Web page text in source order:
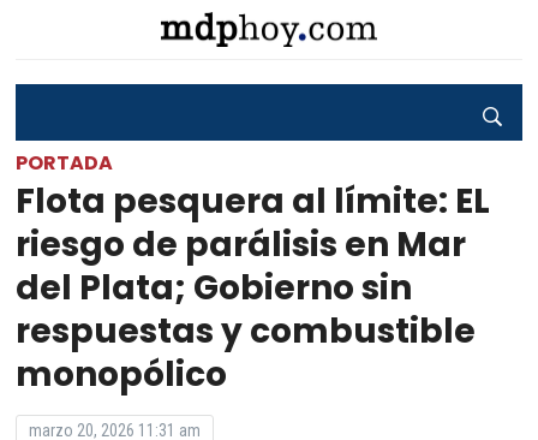
PORTADA
Flota pesquera al límite: EL
riesgo de parálisis en Mar
del Plata; Gobierno sin
respuestas y combustible
monopólico
marzo 20, 2026 11:31 am